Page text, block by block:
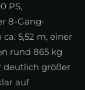
PS,
8-Gang-
5,52 m, einer
rund 865 kg
deutlich größer
auf